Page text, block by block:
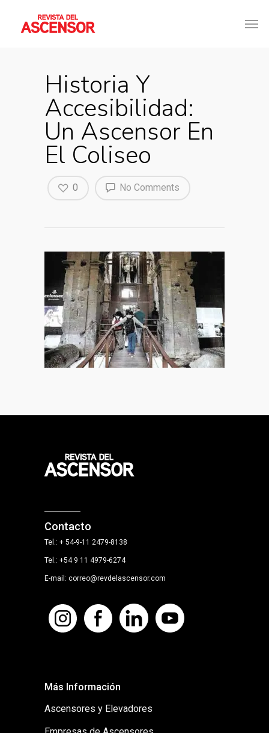
Historia Y
Accesibilidad:
Un Ascensor En
El Coliseo
No Comments
0
Contacto
Tel.: + 54-9-11 2479-8138
Tel.: +54 9 11 4979-6274
E-mail: correo@revdelascensor.com
Más Información
Ascensores y Elevadores